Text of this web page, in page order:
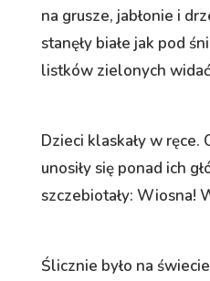
na grusze, jabłonie i
stanęły białe jak pod
listków zielonych
Dzieci klaskały w ręce.
unosiły się ponad ich
szczebiotały: Wiosna!
Ślicznie było na